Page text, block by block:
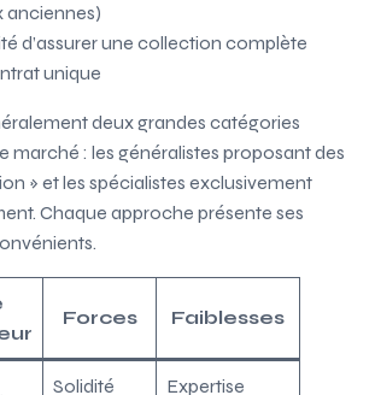
anciennes)
d’assurer une collection complète
unique
deux grandes catégories
marché : les généralistes proposant des
» et les spécialistes exclusivement
Chaque approche présente ses
Forces Faiblesses
Solidité
Expertise